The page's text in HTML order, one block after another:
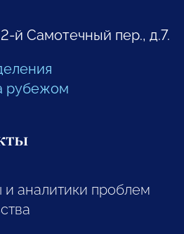
й Самотечный пер., д.7.
рубежом
и аналитики проблем